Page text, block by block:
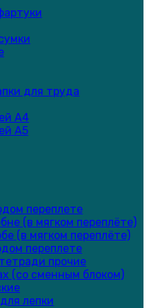
для труда
А4
А5
переплете
(в мягком переплёте)
(в мягком переплёте)
переплете
прочие
(со сменным блоком)
лепки